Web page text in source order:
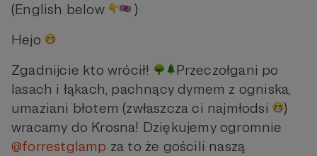
(English below
)
Hejo
Zgadnijcie kto wrócił!
Przeczołgani po
lasach i łąkach, pachnący dymem z ogniska,
umaziani błotem (zwłaszcza ci najmłodsi
)
wracamy do Krosna! Dziękujemy ogromnie
@forrestglamp za to że gościli naszą